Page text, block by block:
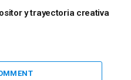
y trayectoria creativa